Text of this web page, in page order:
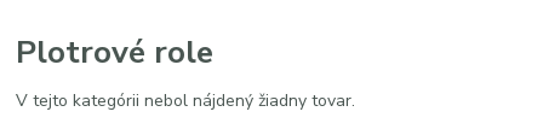
Plotrové role
V tejto kategórii nebol nájdený žiadny tovar.